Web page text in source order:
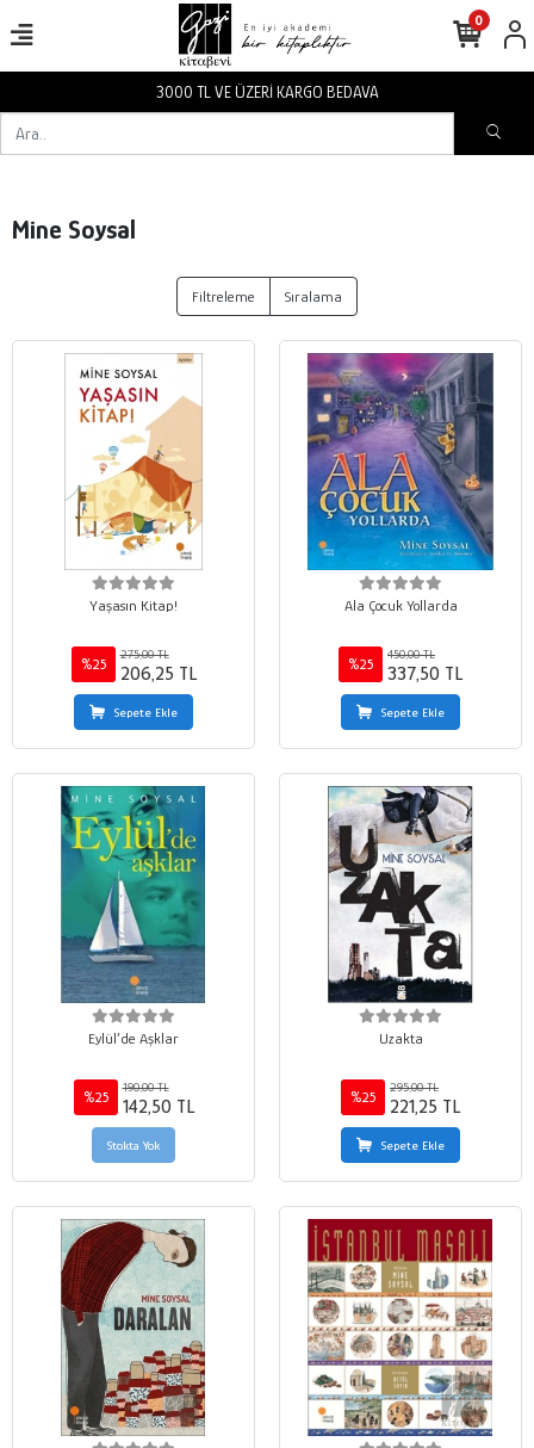
3000 TL VE ÜZERİ KARGO BEDAVA
0
Mine Soysal
Filtreleme Sıralama
Yaşasın Kitap!
%25
275,00 TL
206,25 TL
Sepete Ekle
Ala Çocuk Yollarda
%25
450,00 TL
337,50 TL
Sepete Ekle
Eylül’de Aşklar
%25
190,00 TL
142,50 TL
Stokta Yok
Uzakta
%25
295,00 TL
221,25 TL
Sepete Ekle